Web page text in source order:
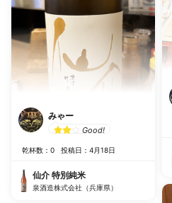
みゃー
Good!
乾杯数：0 投稿日：4月18日
仙介 特別純米
泉酒造株式会社（兵庫県）